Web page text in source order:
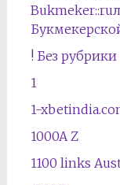
! Без рубрики
1
1-
1000A Z
1100 links